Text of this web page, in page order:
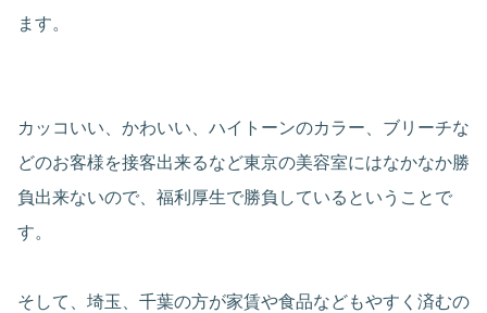
ます。
カッコいい、かわいい、ハイトーンのカラー、ブリーチな
どのお客様を接客出来るなど東京の美容室にはなかなか勝
負出来ないので、福利厚生で勝負しているということで
す。
そして、埼玉、千葉の方が家賃や食品などもやすく済むの